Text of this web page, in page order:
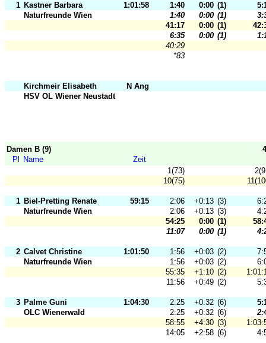
1 Kastner Barbara 1:01:58 1:40 0:00 (1)
Naturfreunde Wien
1:40 0:00 (1)
41:17
0:00 (1)
6:35
0:00 (1)
40:29
*83
Kirchmeir Elisabeth
N Ang
HSV OL Wiener Neustadt
Damen B (9)
Pl
Name
Zeit
1(73)
10(75)
1 Biel-Pretting Renate 59:15 2:06 +0:13 (3)
Naturfreunde Wien
2:06 +0:13 (3)
54:25
0:00 (1)
11:07
0:00 (1)
2 Calvet Christine 1:01:50 1:56 +0:03 (2)
Naturfreunde Wien
1:56 +0:03 (2)
55:35
+1:10 (2)
11:56
+0:49 (2)
3 Palme Guni 1:04:30 2:25 +0:32 (6)
OLC Wienerwald
2:25 +0:32 (6)
58:55
+4:30 (3)
14:05
+2:58 (6)